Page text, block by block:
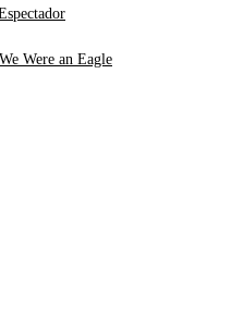
Were an Eagle